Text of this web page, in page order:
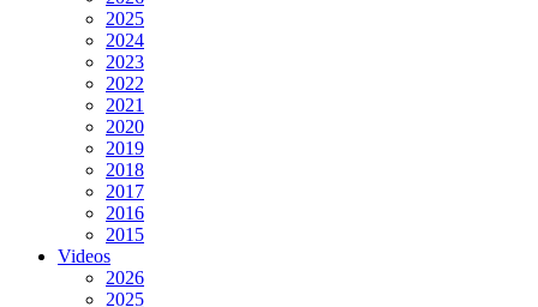
2025
2024
2023
2022
2021
2020
2019
2018
2017
2016
2015
Videos
2026
2025